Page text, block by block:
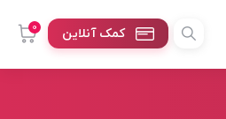
0 کمک آنلاین